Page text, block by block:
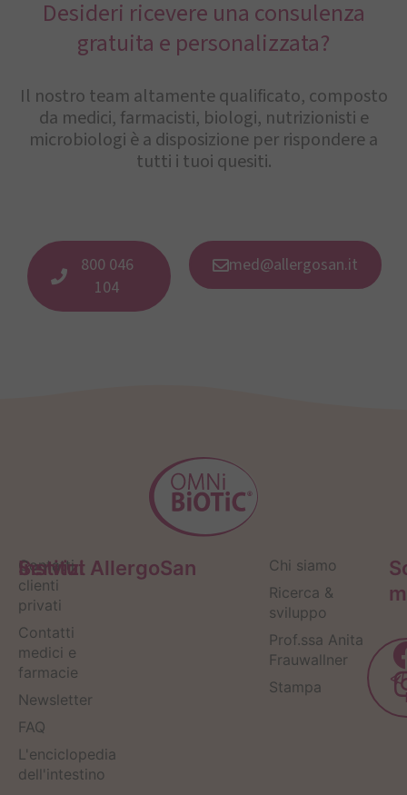
Desideri ricevere una consulenza
gratuita e personalizzata?
Il nostro team altamente qualificato, composto
da medici, farmacisti, biologi, nutrizionisti e
microbiologi è a disposizione per rispondere a
tutti i tuoi quesiti.
800 046
104
med@allergosan.it
Servizi
Contatti
clienti
privati
Contatti
medici e
farmacie
Newsletter
FAQ
L'enciclopedia
dell'intestino
Institut AllergoSan
Chi siamo
Ricerca &
sviluppo
Prof.ssa Anita
Frauwallner
Stampa